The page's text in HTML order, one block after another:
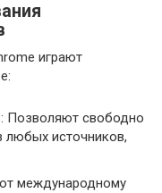
играют
Позволяют свободно
любых источников,
международному